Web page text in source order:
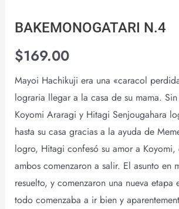
BAKEMONOGATARI N.4
$169.00
Mayoi Hachikuji era una «caracol
lograria llegar a la casa de su mama.
Koyomi Araragi y Hitagi Senjougahara
hasta su casa gracias a la ayuda de
logro, Hitagi confesó su amor a
ambos comenzaron a salir. El asunto en
resuelto, y comenzaron una nueva etapa
todo comenzaba a ir bien y